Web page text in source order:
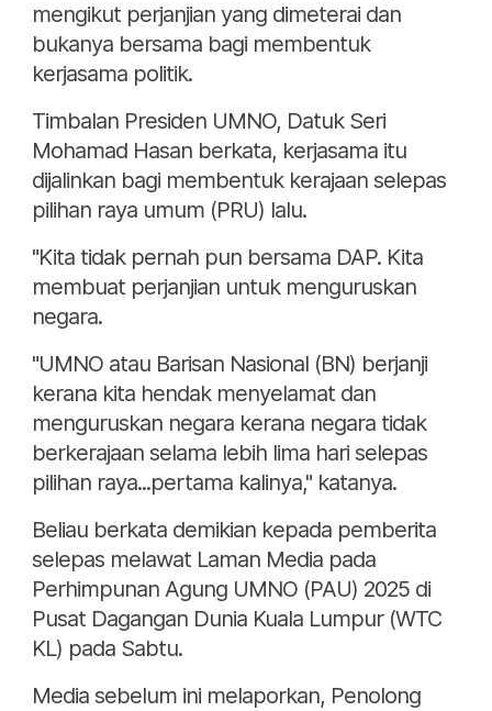
mengikut perjanjian yang dimeterai dan
bukanya bersama bagi membentuk
kerjasama politik.
Timbalan Presiden UMNO, Datuk Seri
Mohamad Hasan berkata, kerjasama itu
dijalinkan bagi membentuk kerajaan selepas
pilihan raya umum (PRU) lalu.
"Kita tidak pernah pun bersama DAP. Kita
membuat perjanjian untuk menguruskan
negara.
"UMNO atau Barisan Nasional (BN) berjanji
kerana kita hendak menyelamat dan
menguruskan negara kerana negara tidak
berkerajaan selama lebih lima hari selepas
pilihan raya...pertama kalinya," katanya.
Beliau berkata demikian kepada pemberita
selepas melawat Laman Media pada
Perhimpunan Agung UMNO (PAU) 2025 di
Pusat Dagangan Dunia Kuala Lumpur (WTC
KL) pada Sabtu.
Media sebelum ini melaporkan, Penolong